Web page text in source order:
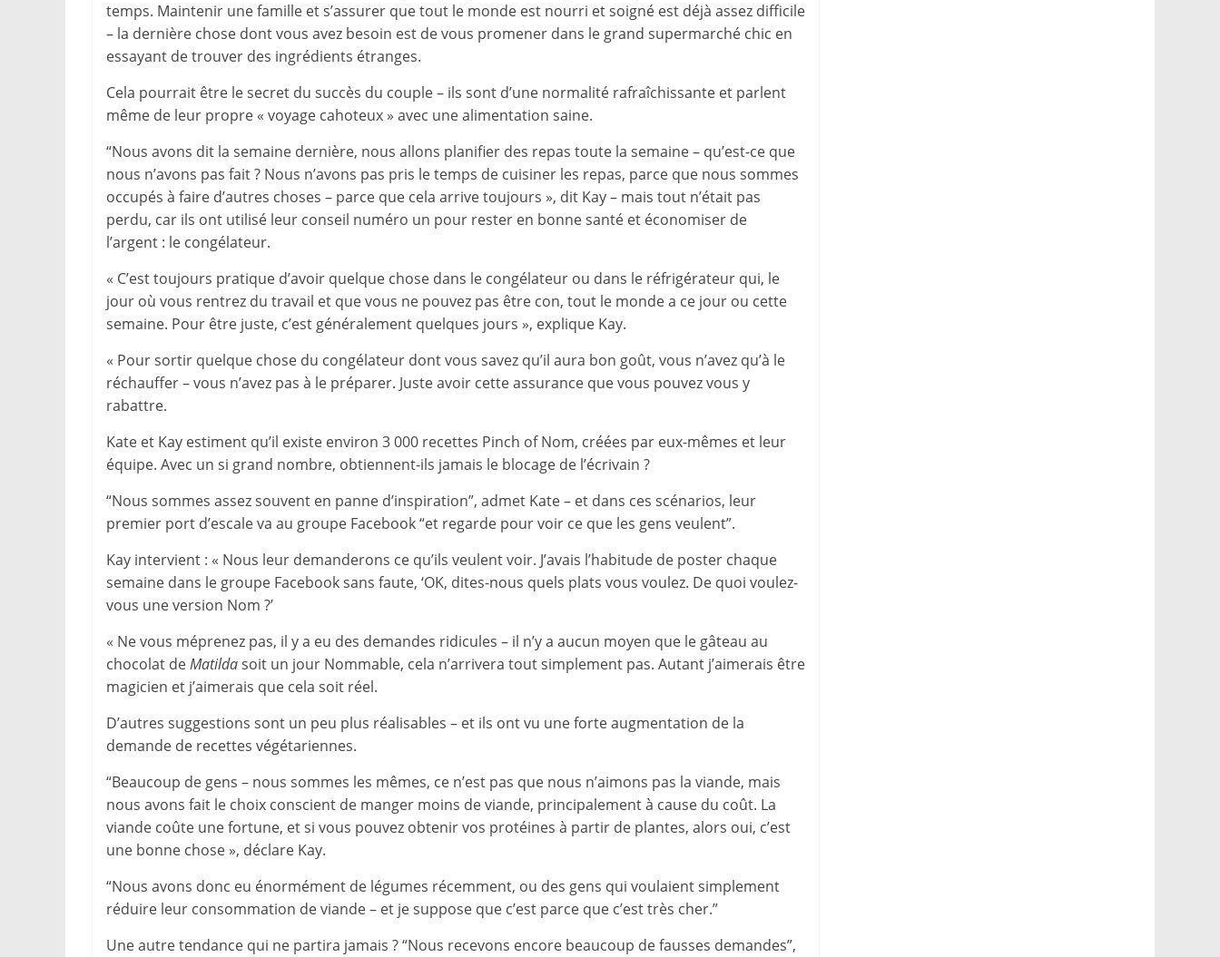
temps. Maintenir une famille et s’assurer que tout le monde est nourri et soigné est déjà assez difficile
– la dernière chose dont vous avez besoin est de vous promener dans le grand supermarché chic en
essayant de trouver des ingrédients étranges.
Cela pourrait être le secret du succès du couple – ils sont d’une normalité rafraîchissante et parlent
même de leur propre « voyage cahoteux » avec une alimentation saine.
“Nous avons dit la semaine dernière, nous allons planifier des repas toute la semaine – qu’est-ce que
nous n’avons pas fait ? Nous n’avons pas pris le temps de cuisiner les repas, parce que nous sommes
occupés à faire d’autres choses – parce que cela arrive toujours », dit Kay – mais tout n’était pas
perdu, car ils ont utilisé leur conseil numéro un pour rester en bonne santé et économiser de
l’argent : le congélateur.
« C’est toujours pratique d’avoir quelque chose dans le congélateur ou dans le réfrigérateur qui, le
jour où vous rentrez du travail et que vous ne pouvez pas être con, tout le monde a ce jour ou cette
semaine. Pour être juste, c’est généralement quelques jours », explique Kay.
« Pour sortir quelque chose du congélateur dont vous savez qu’il aura bon goût, vous n’avez qu’à le
réchauffer – vous n’avez pas à le préparer. Juste avoir cette assurance que vous pouvez vous y
rabattre.
Kate et Kay estiment qu’il existe environ 3 000 recettes Pinch of Nom, créées par eux-mêmes et leur
équipe. Avec un si grand nombre, obtiennent-ils jamais le blocage de l’écrivain ?
“Nous sommes assez souvent en panne d’inspiration”, admet Kate – et dans ces scénarios, leur
premier port d’escale va au groupe Facebook “et regarde pour voir ce que les gens veulent”.
Kay intervient : « Nous leur demanderons ce qu’ils veulent voir. J’avais l’habitude de poster chaque
semaine dans le groupe Facebook sans faute, ‘OK, dites-nous quels plats vous voulez. De quoi voulez-
vous une version Nom ?’
« Ne vous méprenez pas, il y a eu des demandes ridicules – il n’y a aucun moyen que le gâteau au
chocolat deMatildasoit un jour Nommable, cela n’arrivera tout simplement pas. Autant j’aimerais être
magicien et j’aimerais que cela soit réel.
D’autres suggestions sont un peu plus réalisables – et ils ont vu une forte augmentation de la
demande de recettes végétariennes.
“Beaucoup de gens – nous sommes les mêmes, ce n’est pas que nous n’aimons pas la viande, mais
nous avons fait le choix conscient de manger moins de viande, principalement à cause du coût. La
viande coûte une fortune, et si vous pouvez obtenir vos protéines à partir de plantes, alors oui, c’est
une bonne chose », déclare Kay.
“Nous avons donc eu énormément de légumes récemment, ou des gens qui voulaient simplement
réduire leur consommation de viande – et je suppose que c’est parce que c’est très cher.”
Une autre tendance qui ne partira jamais ? “Nous recevons encore beaucoup de fausses demandes”,